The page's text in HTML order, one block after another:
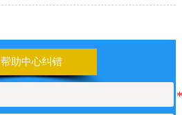
帮助中心纠错